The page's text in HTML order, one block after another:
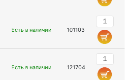
Есть в наличии 101103
Есть в наличии 121704